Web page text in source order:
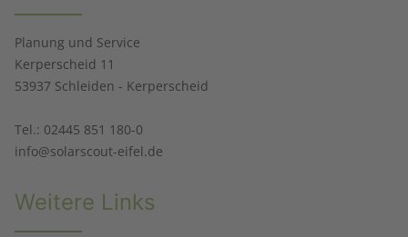
Planung und Service
Kerperscheid 11
53937 Schleiden - Kerperscheid
Tel.: 02445 851 180-0
info@solarscout-eifel.de
Weitere Links